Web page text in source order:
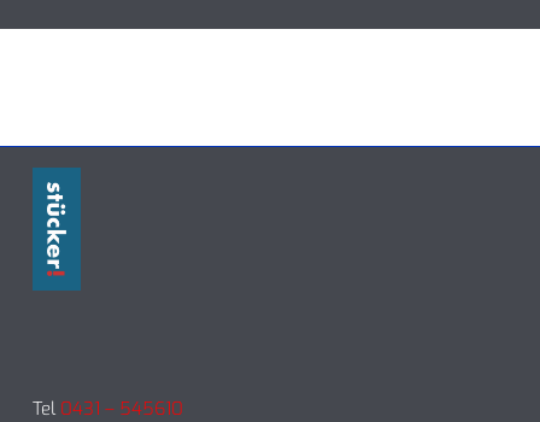
Tel 0431 – 545610